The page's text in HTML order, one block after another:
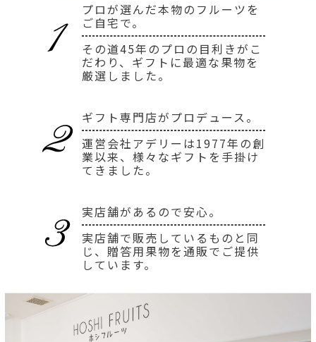
プロが選んだ本物のフルーツを
ご自宅で。
その道45年のプロの目利きがこ
だわり、ギフトに最適な果物を
厳選しました。
ギフト専門店がプロデュース。
運営会社アデリーは1977年の創
業以来、様々なギフトを手掛け
てきました。
実店舗があるので安心。
実店舗で販売しているものと同
じ、贈答用果物を通販でご提供
しています。